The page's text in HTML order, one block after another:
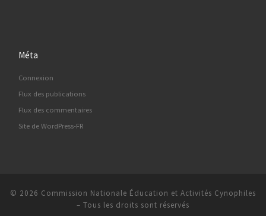
Méta
Connexion
Flux des publications
Flux des commentaires
Site de WordPress-FR
© 2026 Commission Nationale Éducation et Activités Cynophiles
– Tous les droits sont réservés